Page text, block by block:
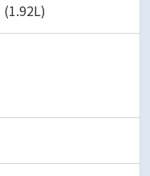
(1.92L)